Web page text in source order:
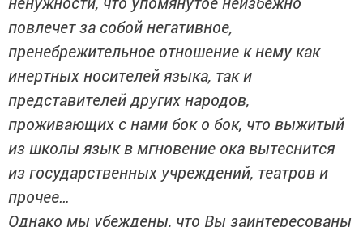
повлечет за собой негативное,
пренебрежительное отношение к нему как
инертных носителей языка, так и
представителей других народов,
проживающих с нами бок о бок, что выжитый
из школы язык в мгновение ока вытеснится
из государственных учреждений, театров и
прочее…
Однако мы убеждены, что Вы заинтересованы